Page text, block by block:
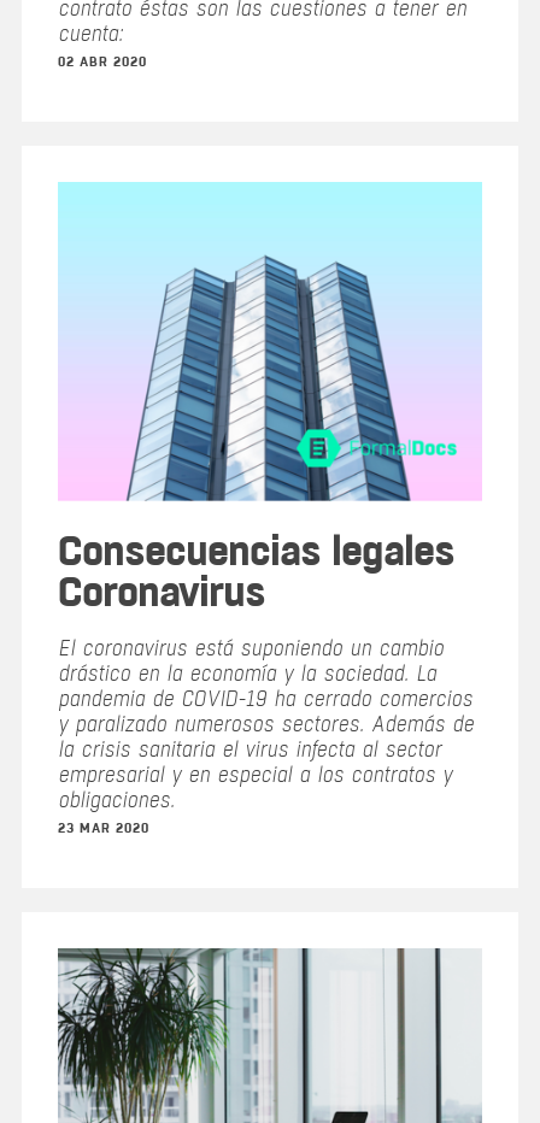
contrato éstas son las cuestiones a tener en
cuenta:
02 ABR 2020
Consecuencias legales
Coronavirus
El coronavirus está suponiendo un cambio
drástico en la economía y la sociedad. La
pandemia de COVID-19 ha cerrado comercios
y paralizado numerosos sectores. Además de
la crisis sanitaria el virus infecta al sector
empresarial y en especial a los contratos y
obligaciones.
23 MAR 2020